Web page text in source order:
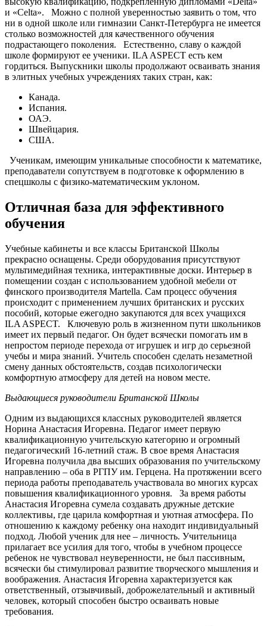
и «Celta». Можно с полной уверенностью заявить о том, что
ни в одной школе или гимназии Санкт-Петербурга не имеется
столько возможностей для качественного обучения
подрастающего поколения. Естественно, славу о каждой
школе формируют ее ученики. ILA ASPECT есть кем
гордиться. Выпускники школы продолжают осваивать знания
в элитных учебных учреждениях таких стран, как:
Канада.
Испания.
ОАЭ.
Швейцария.
США.
Ученикам, имеющим уникальные способности к математике,
преподаватели сопутствуем в подготовке к оформлению в
спецшколы с физико-математическим уклоном.
Отличная база для эффективного
обучения
Учебные кабинеты и все классы Британской Школы
прекрасно оснащены. Среди оборудования присутствуют
мультимедийная техника, интерактивные доски. Интерьер в
помещении создан с использованием удобной мебели от
финского производителя Martella. Сам процесс обучения
происходит с применением лучших британских и русских
пособий, которые ежегодно закупаются для всех учащихся
ILA ASPECT. Ключевую роль в жизненном пути школьников
имеет их первый педагог. Он будет всячески помогать им в
непростом периоде перехода от игрушек и игр до серьезной
учебы и мира знаний. Учитель способен сделать незаметной
смену данных обстоятельств, создав психологически
комфортную атмосферу для детей на новом месте.
Выдающиеся руководители Британской Школы
Одним из выдающихся классных руководителей является
Норина Анастасия Игоревна. Педагог имеет первую
квалификационную учительскую категорию и огромный
педагогический 16-летний стаж. В свое время Анастасия
Игоревна получила два высших образования по учительскому
направлению – оба в РГПУ им. Герцена. На протяжении всего
периода работы преподаватель участвовала во многих курсах
повышения квалификационного уровня. За время работы
Анастасия Игоревна сумела создавать дружные детские
коллективы, где царила комфортная и уютная атмосфера. По
отношению к каждому ребенку она находит индивидуальный
подход. Любой ученик для нее – личность. Учительница
прилагает все усилия для того, чтобы в учебном процессе
ребенок не чувствовал неуверенности, не был пассивным,
всячески бы стимулировал развитие творческого мышления и
воображения. Анастасия Игоревна характеризуется как
ответственный, отзывчивый, доброжелательный и активный
человек, который способен быстро осваивать новые
требования.